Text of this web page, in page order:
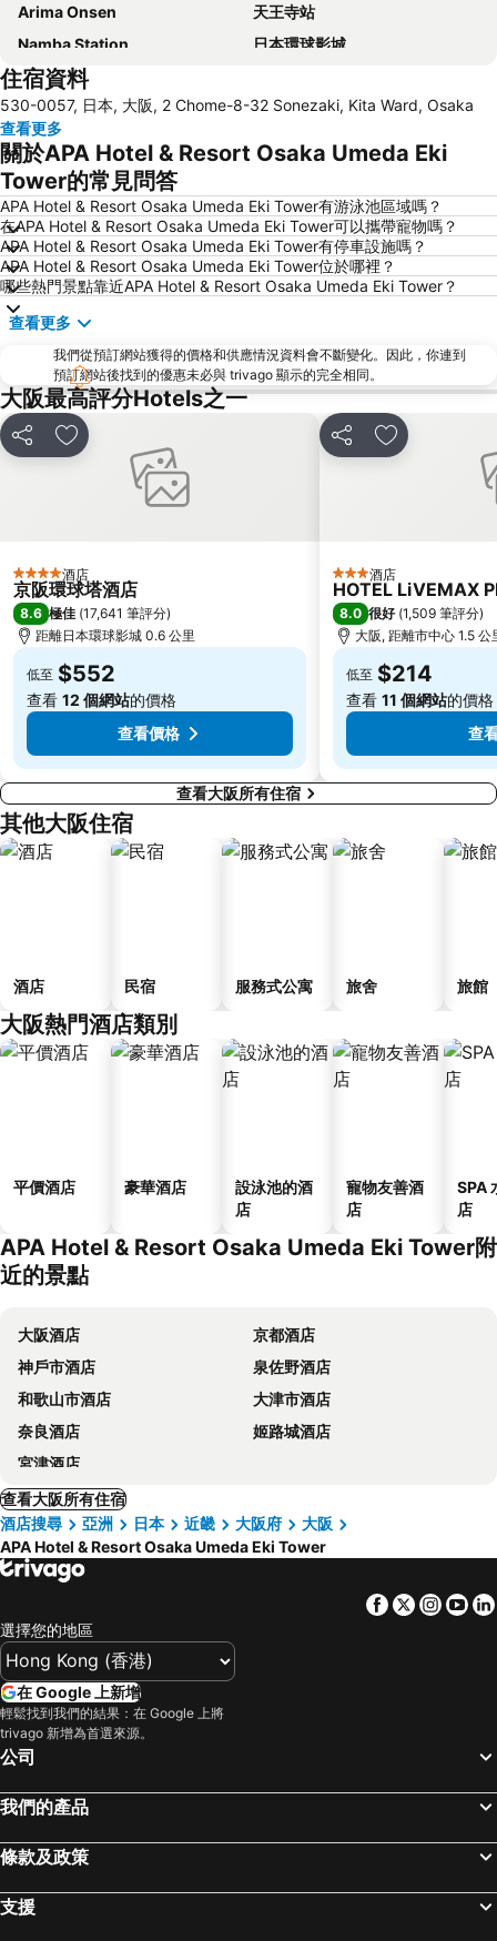
Arima Onsen
天王寺站
Namba Station
日本環球影城
道頓崛
神戶三宮車站
Namba City
心齋橋站
新大阪站
大阪城
嵐山竹林
大阪國際機場
清水寺
Rinku Town Station
Yodoyabashi Station
Osaka City Air Terminal
奈良車站
神戶車站
Karasuma Station
Nipponbashi Station
三宮車站
Kitahama Station
京都市役所前車站
Osaka Castle
大阪京瓷巨蛋
二條城
Kyoto Tower
Kyoto International Conference Center
Hankyu Umeda Honten
Nishikujo Station
伏尾溫泉
Nara Park
Kawaramachi Station
住宿資料
530-0057, 日本, 大阪, 2 Chome-8-32 Sonezaki, Kita Ward, Osaka
查看更多
關於APA Hotel & Resort Osaka Umeda Eki
Tower的常見問答
APA Hotel & Resort Osaka Umeda Eki Tower有游泳池區域嗎？
在APA Hotel & Resort Osaka Umeda Eki Tower可以攜帶寵物嗎？
APA Hotel & Resort Osaka Umeda Eki Tower有停車設施嗎？
APA Hotel & Resort Osaka Umeda Eki Tower位於哪裡？
哪些熱門景點靠近APA Hotel & Resort Osaka Umeda Eki Tower？
查看更多
我們從預訂網站獲得的價格和供應情況資料會不斷變化。因此，你連到
預訂網站後找到的優惠未必與 trivago 顯示的完全相同。
大阪最高評分Hotels之一
分享 放到收藏夾
4 星級 酒店
京阪環球塔酒店
8.6 極佳 (17,641 筆評分)
距離日本環球影城 0.6 公里
低至 $552
查看 12 個網站的價格
查看價格
分享 放到收藏夾
3 星級酒店
HOTEL LiVEMAX
8.0 很好 (1,509 筆評分)
大阪, 距離市中心 1.5 公
低至 $214
查看 11 個網站的價格
查
查看大阪所有住宿
其他大阪住宿
酒店 民宿 服務式公寓 旅舍 旅館
大阪熱門酒店類別
平價酒店 豪華酒店
設泳池的酒
店
寵物友善酒
店
SPA
店
APA Hotel & Resort Osaka Umeda Eki Tower附
近的景點
大阪酒店
京都酒店
神戶市酒店
泉佐野酒店
和歌山市酒店
大津市酒店
奈良酒店
姬路城酒店
宮津酒店
查看大阪所有住宿
酒店搜尋
亞洲 日本 近畿 大阪府
大阪
APA Hotel & Resort Osaka Umeda Eki Tower
Facebook
Twitter
選擇您的地區
在 Google 上新增
輕鬆找到我們的結果：在 Google 上將
trivago 新增為首選來源。
公司
我們的產品
條款及政策
支援